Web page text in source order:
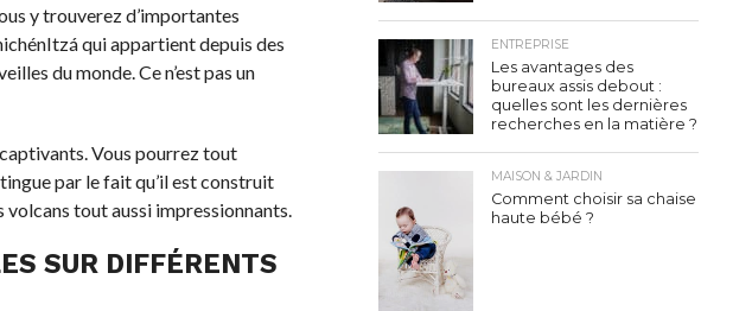
y trouverez d’importantes
qui appartient depuis des
du monde. Ce n’est pas un
Vous pourrez tout
par le fait qu’il est construit
volcans tout aussi impressionnants.
SUR DIFFÉRENTS
ENTREPRISE
Les avantages des
bureaux assis debout :
quelles sont les dernières
recherches en la matière ?
MAISON & JARDIN
Comment choisir sa chaise
haute bébé ?